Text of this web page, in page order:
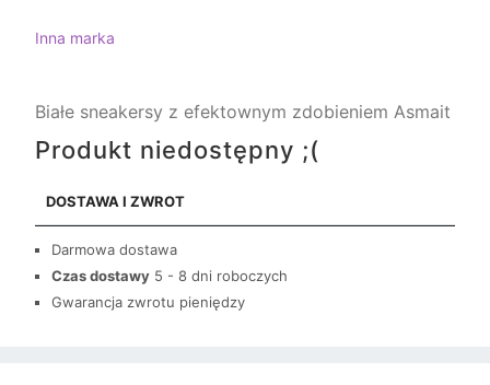
Inna marka
Białe sneakersy z efektownym zdobieniem Asmait
Produkt niedostępny ;(
DOSTAWA I ZWROT
Darmowa dostawa
Czas dostawy 5 - 8 dni roboczych
Gwarancja zwrotu pieniędzy